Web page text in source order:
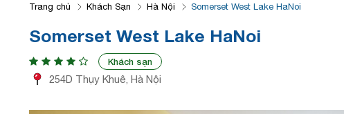
Trang chủ Khách Sạn Hà Nội Somerset West Lake HaNoi
Somerset West Lake HaNoi
Khách sạn
254D Thụy Khuê, Hà Nội